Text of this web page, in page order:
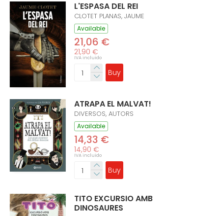
L'ESPASA DEL REI
CLOTET PLANAS, JAUME
Available
21,06 €
21,90 €
IVA incluido
Buy
ATRAPA EL MALVAT!
DIVERSOS, AUTORS
Available
14,33 €
14,90 €
IVA incluido
Buy
TITO EXCURSIO AMB
DINOSAURES